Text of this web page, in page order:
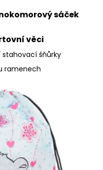
sáček
věci
šňůrky
ramenech